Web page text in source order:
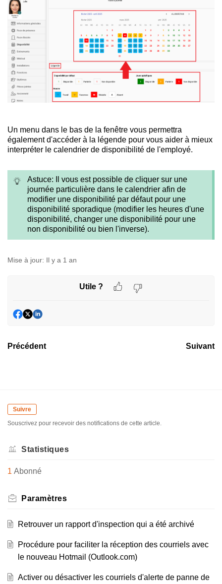
Un menu dans le bas de la fenêtre vous permettra
également d'accéder à la légende pour vous aider à mieux
interpréter le calendrier de disponibilité de l'employé.
Astuce: Il vous est possible de cliquer sur une
journée particulière dans le calendrier afin de
modifier une disponibilité par défaut pour une
disponibilité sporadique (modifier les heures d'une
disponibilité, changer une disponibilité pour une
non disponibilité ou bien l'inverse).
Mise à jour: Il y a 1 an
Utile ?
Précédent Suivant
Suivre
Souscrivez pour recevoir des notifications de cette article.
Statistiques
1 Abonné
Paramètres
Retrouver un rapport d'inspection qui a été archivé
Procédure pour faciliter la réception des courriels avec
le nouveau Hotmail (Outlook.com)
Activer ou désactiver les courriels d'alerte de panne de